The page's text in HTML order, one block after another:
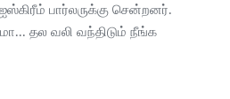
பார்லருக்கு சென்றனர்.
தல வலி வந்திடும் நீங்க